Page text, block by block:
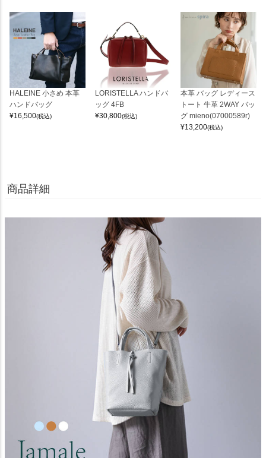
HALEINE 小さめ 本革
ハンドバッグ
¥16,500(税込)
LORISTELLA ハンドバ
ッグ 4FB
¥30,800(税込)
本革 バッグ レディース
トート 牛革 2WAY バッ
グ mieno(07000589r)
¥13,200(税込)
商品詳細